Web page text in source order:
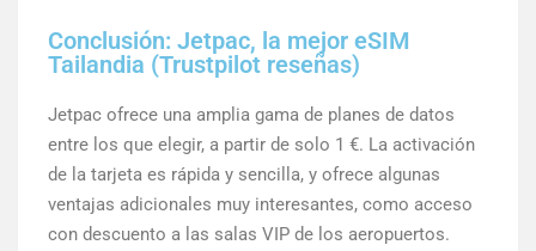
Conclusión: Jetpac, la mejor eSIM
Tailandia (Trustpilot reseñas)
Jetpac ofrece una amplia gama de planes de datos
entre los que elegir, a partir de solo 1 €. La activación
de la tarjeta es rápida y sencilla, y ofrece algunas
ventajas adicionales muy interesantes, como acceso
con descuento a las salas VIP de los aeropuertos.